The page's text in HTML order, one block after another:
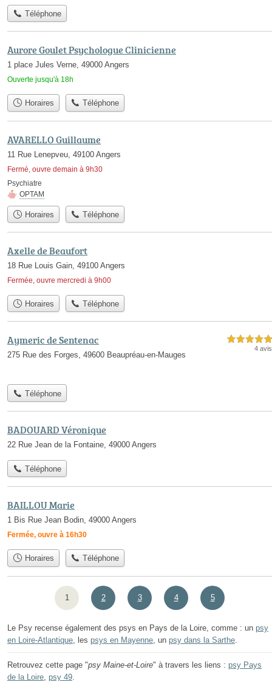
Téléphone
Aurore Goulet Psychologue Clinicienne
1 place Jules Verne, 49000 Angers
Ouverte jusqu'à 18h
Horaires Téléphone
AVARELLO Guillaume
11 Rue Lenepveu, 49100 Angers
Fermé, ouvre demain à 9h30
Psychiatre
OPTAM
Horaires Téléphone
Axelle de Beaufort
18 Rue Louis Gain, 49100 Angers
Fermée, ouvre mercredi à 9h00
Horaires Téléphone
Aymeric de Sentenac
275 Rue des Forges, 49600 Beaupréau-en-Mauges
5,0 étoiles sur 5
4 avis
Téléphone
BADOUARD Véronique
22 Rue Jean de la Fontaine, 49000 Angers
Téléphone
BAILLOU Marie
1 Bis Rue Jean Bodin, 49000 Angers
Fermée, ouvre à 16h30
Horaires Téléphone
1 2 3 4 5
Le Psy recense également des psys en Pays de la Loire, comme : un psy
en Loire-Atlantique , les psys en Mayenne , un psy dans la Sarthe
Retrouvez cette page "psy Maine-et-Loire" à travers les liens : psy Pays
de la Loire psy 49